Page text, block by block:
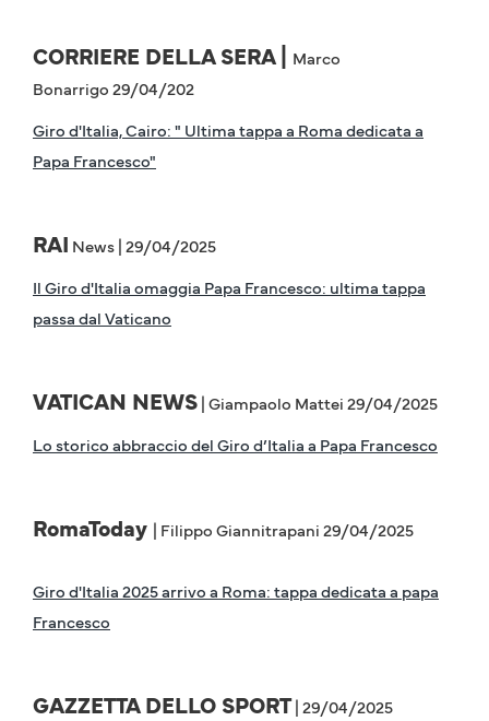
CORRIERE DELLA SERA |
Marco
Bonarrigo 29/04/202
Giro d'Italia, Cairo: " Ultima tappa a Roma dedicata a
Papa Francesco"
RAI News | 29/04/2025
Il Giro d'Italia omaggia Papa Francesco: ultima tappa
passa dal Vaticano
VATICAN NEWS| Giampaolo Mattei 29/04/2025
Lo storico abbraccio del Giro d’Italia a Papa Francesco
RomaToday | Filippo Giannitrapani 29/04/2025
Giro d'Italia 2025 arrivo a Roma: tappa dedicata a papa
Francesco
GAZZETTA DELLO SPORT| 29/04/2025